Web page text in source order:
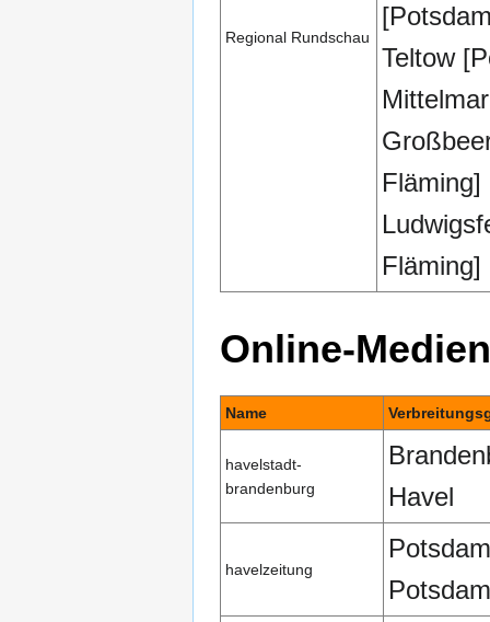
Regional Rundschau
Teltow
Fläming]
Fläming]
Online-
Name
havelstadt-
brandenburg
Havel
havelzeitung
Potsdam